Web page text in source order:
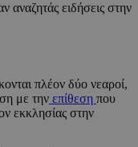
αναζητάς ειδήσεις στην
πλέον δύο νεαροί,
με την επίθεση που
εκκλησίας στην